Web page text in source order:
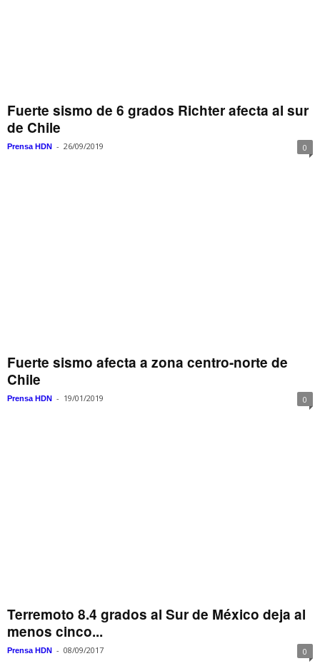
Fuerte sismo de 6 grados Richter afecta al sur
de Chile
Prensa HDN - 26/09/2019 0
Fuerte sismo afecta a zona centro-norte de
Chile
Prensa HDN - 19/01/2019 0
Terremoto 8.4 grados al Sur de México deja al
menos cinco...
Prensa HDN - 08/09/2017 0